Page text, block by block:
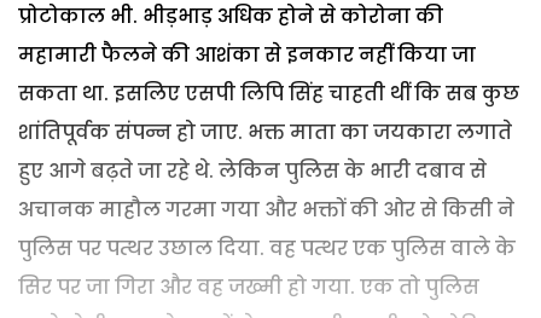
प्रोटोकाल भी. भीड़भाड़ अधिक होने से कोरोना की
महामारी फैलने की आशंका से इनकार नहीं किया जा
सकता था. इसलिए एसपी लिपि सिंह चाहती थीं कि सब कुछ
शांतिपूर्वक संपन्न हो जाए. भक्त माता का जयकारा लगाते
हुए आगे बढ़ते जा रहे थे. लेकिन पुलिस के भारी दबाव से
अचानक माहौल गरमा गया और भक्तों की ओर से किसी ने
पुलिस पर पत्थर उछाल दिया. वह पत्थर एक पुलिस वाले के
सिर पर जा गिरा और वह जख्मी हो गया. एक तो पुलिस